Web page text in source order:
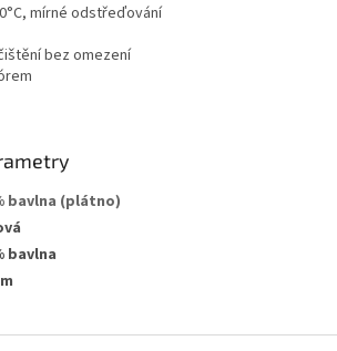
mírné odstřeďování
bez omezení
bavlna (plátno)
bavlna